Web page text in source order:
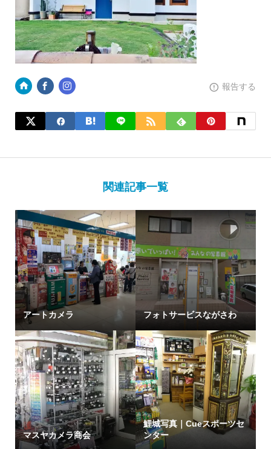
報告する
関連記事一覧
アートカメラ フォトサービスながさわ
マスヤカメラ商会
鯉城写真｜Cueスポーツセ
ンター